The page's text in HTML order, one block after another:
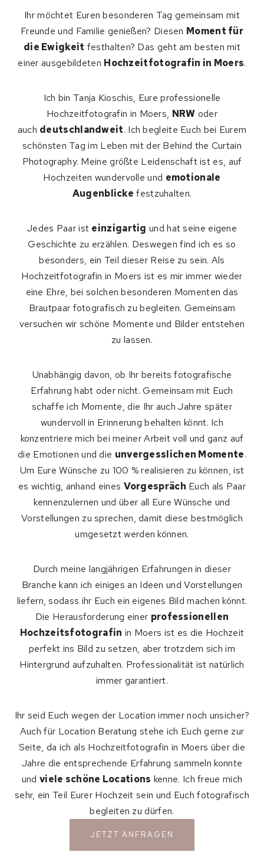
Ihr möchtet Euren besonderen Tag gemeinsam mit
Freunde und Familie genießen? Diesen Moment für
die Ewigkeit festhalten? Das geht am besten mit
einer ausgebildeten Hochzeitfotografin in Moers.
Ich bin Tanja Kioschis, Eure professionelle
Hochzeitfotografin in Moers, NRW oder
auch deutschlandweit. Ich begleite Euch bei Eurem
schönsten Tag im Leben mit der Behind the Curtain
Photography. Meine größte Leidenschaft ist es, auf
Hochzeiten wundervolle und emotionale
Augenblicke festzuhalten.
Jedes Paar ist einzigartig und hat seine eigene
Geschichte zu erzählen. Deswegen find ich es so
besonders, ein Teil dieser Reise zu sein. Als
Hochzeitfotografin in Moers ist es mir immer wieder
eine Ehre, bei solchen besonderen Momenten das
Brautpaar fotografisch zu begleiten. Gemeinsam
versuchen wir schöne Momente und Bilder entstehen
zu lassen.
Unabhängig davon, ob Ihr bereits fotografische
Erfahrung habt oder nicht. Gemeinsam mit Euch
schaffe ich Momente, die Ihr auch Jahre später
wundervoll in Erinnerung behalten könnt. Ich
konzentriere mich bei meiner Arbeit voll und ganz auf
die Emotionen und die unvergesslichen Momente.
Um Eure Wünsche zu 100 % realisieren zu können, ist
es wichtig, anhand eines Vorgespräch Euch als Paar
kennenzulernen und über all Eure Wünsche und
Vorstellungen zu sprechen, damit diese bestmöglich
umgesetzt werden können.
Durch meine langjährigen Erfahrungen in dieser
Branche kann ich einiges an Ideen und Vorstellungen
liefern, sodass ihr Euch ein eigenes Bild machen könnt.
Die Herausforderung einer professionellen
Hochzeitsfotografin in Moers ist es die Hochzeit
perfekt ins Bild zu setzen, aber trotzdem sich im
Hintergrund aufzuhalten. Professionalität ist natürlich
immer garantiert.
Ihr seid Euch wegen der Location immer noch unsicher?
Auch für Location Beratung stehe ich Euch gerne zur
Seite, da ich als Hochzeitfotografin in Moers über die
Jahre die entsprechende Erfahrung sammeln konnte
und viele schöne Locations kenne. Ich freue mich
sehr, ein Teil Eurer Hochzeit sein und Euch fotografisch
begleiten zu dürfen.
JETZT ANFRAGEN